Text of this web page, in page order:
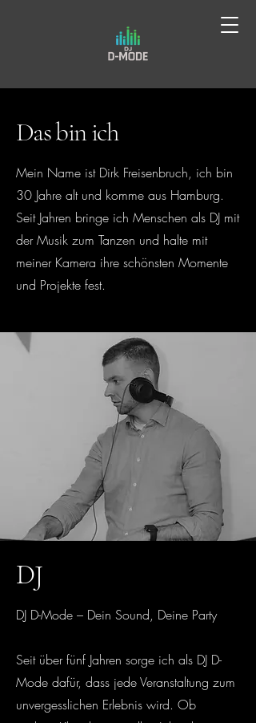
Das bin ich
Mein Name ist Dirk Freisenbruch, ich bin
30 Jahre alt und komme aus Hamburg.
Seit Jahren bringe ich Menschen als DJ mit
der Musik zum Tanzen und halte mit
meiner Kamera ihre schönsten Momente
und Projekte fest.
DJ
DJ D-Mode – Dein Sound, Deine Party
Seit über fünf Jahren sorge ich als DJ D-
Mode dafür, dass jede Veranstaltung zum
unvergesslichen Erlebnis wird. Ob